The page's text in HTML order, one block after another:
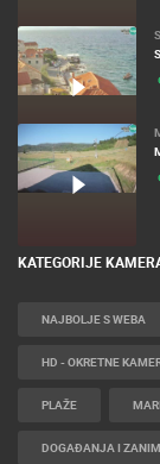
KATEGORIJE
NAJBOLJE S WEBA
HD - OKRETNE
PLAŽE
DOGAĐANJA I